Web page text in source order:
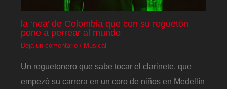
la ‘nea’ de Colombia que con su reguetón
pone a perrear al mundo
Deja un comentario / Musical
Un reguetonero que sabe tocar el clarinete, que
empezó su carrera en un coro de niños en Medellín